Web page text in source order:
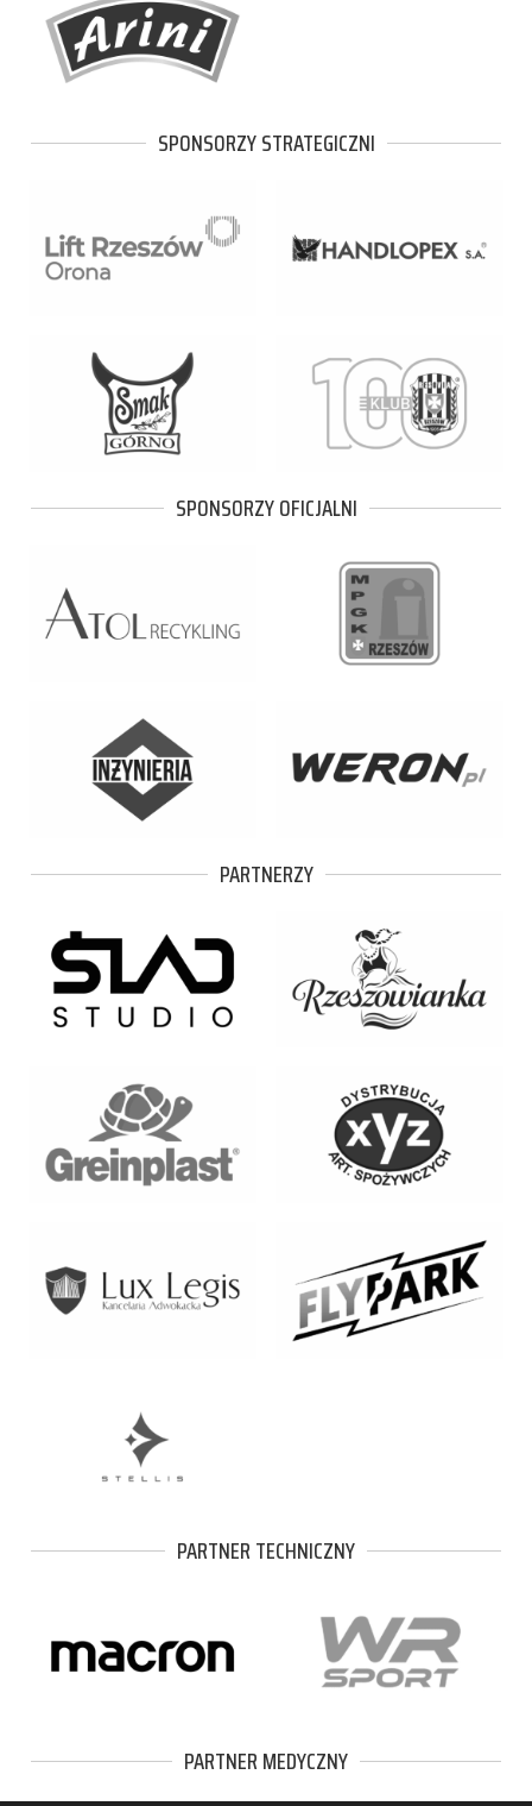
SPONSORZY STRATEGICZNI
SPONSORZY OFICJALNI
PARTNERZY
PARTNER TECHNICZNY
PARTNER MEDYCZNY